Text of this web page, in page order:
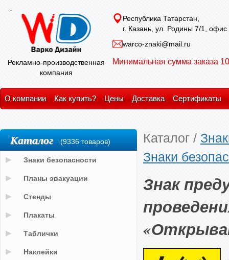
Рекламно-производственная
компания
Республика Татарстан,
г. Казань, ул. Родины 7/1, офис
warco-znaki@mail.ru
Минимальная сумма заказа
О компании Как купить? Цены Доставка Сертификаты
Каталог /
Знаки
Знак
Каталог (9336 товаров)
Знаки безопасности
Планы эвакуации
Стенды
Плакаты
Таблички
Наклейки